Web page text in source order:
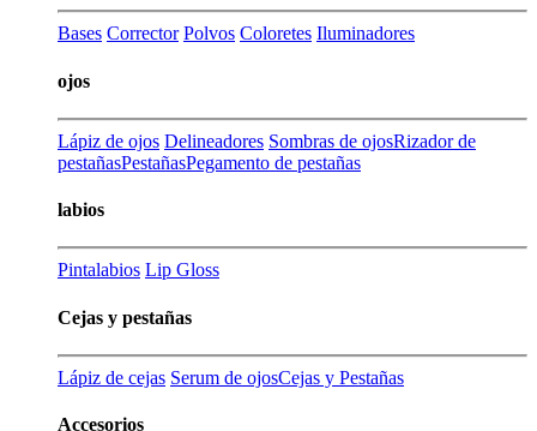
Bases Corrector Polvos Coloretes Iluminadores
ojos
Lápiz de ojos Delineadores Sombras de ojosRizador de
pestañasPestañasPegamento de pestañas
labios
Pintalabios Lip Gloss
Cejas y pestañas
Lápiz de cejas Serum de ojosCejas y Pestañas
Accesorios